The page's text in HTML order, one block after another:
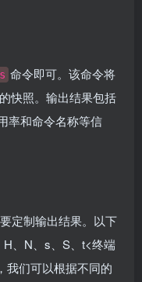
命令即可。该命令将
快照。输出结果包括
率和命令名称等信
定制输出结果。以下
H N s S 、t<终端
我们可以根据不同的